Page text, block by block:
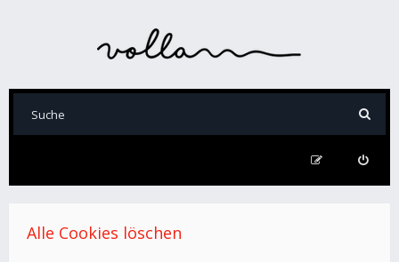
Alle Cookies löschen